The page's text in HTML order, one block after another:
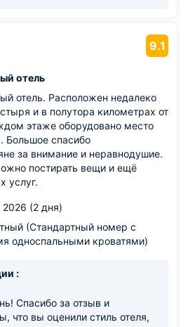
9.1
отель
отель. Расположен недалеко
и в полутора километрах от
этаже оборудовано место
Большое спасибо
за внимание и неравнодушие.
постирать вещи и ещё
услуг.
2026 (2 дня)
(Стандартный номер с
односпальными кроватями)
:
Спасибо за отзыв и
что вы оценили стиль отеля,